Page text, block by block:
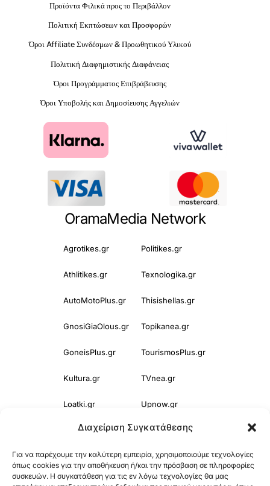
Διαχείριση Συγκατάθεσης
Για να παρέχουμε την καλύτερη εμπειρία, χρησιμοποιούμε τεχνολογίες
όπως cookies για την αποθήκευση ή/και την πρόσβαση σε πληροφορίες
συσκευών. Η συγκατάθεση για τις εν λόγω τεχνολογίες θα μας
Προϊόντα Φιλικά προς το Περιβάλλον
Πολιτική Εκπτώσεων και Προσφορών
Όροι Affiliate Συνδέσμων & Προωθητικού Υλικού
Πολιτική Διαφημιστικής Διαφάνειας
Όροι Προγράμματος Επιβράβευσης
Όροι Υποβολής και Δημοσίευσης Αγγελιών
OramaMedia Network
Agrotikes.gr Politikes.gr
Athlitikes.gr Texnologika.gr
AutoMotoPlus.gr Thisishellas.gr
GnosiGiaOlous.gr Topikanea.gr
GoneisPlus.gr TourismosPlus.gr
Kultura.gr TVnea.gr
Loatki.gr Upnow.gr
Loveis.gr VresSyntages.gr
ModernaGynaika.gr Xristianika.gr
OikonomiaPlus.gr ZoumeKalytera.gr